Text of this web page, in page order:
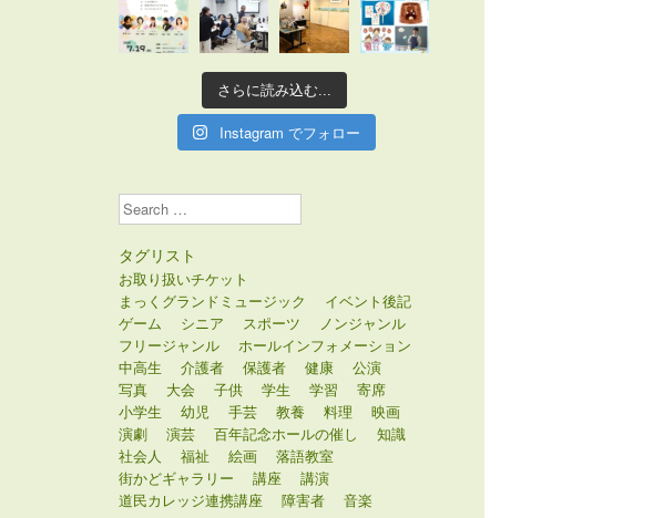
さらに読み込む...
Instagram でフォロー
Search
タグリスト
お取り扱いチケット
まっくグランドミュージック
イベント後記
ゲーム
シニア スポーツ
ノンジャンル
フリージャンル
ホールインフォメーション
中高生
介護者 保護者 健康
公演
写真
大会 子供 学生 学習
寄席
小学生
幼児 手芸 教養 料理
映画
演劇
演芸 百年記念ホールの催し
知識
社会人
福祉 絵画
落語教室
街かどギャラリー
講座
講演
道民カレッジ連携講座
障害者 音楽